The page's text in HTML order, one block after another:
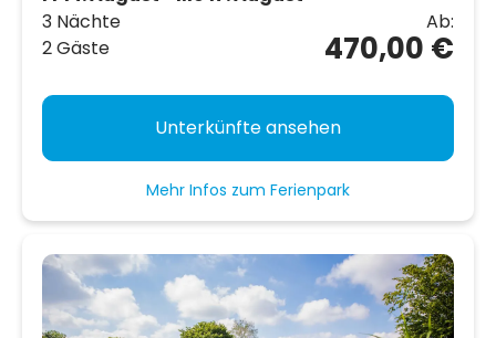
3 Nächte
2 Gäste
Ab:
470,00 €
Unterkünfte ansehen
Mehr Infos zum Ferienpark